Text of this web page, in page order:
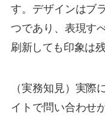
す。デザインはブ
つであり、表現す
刷新しても印象は
（実務知見）実際
イトで問い合わせ